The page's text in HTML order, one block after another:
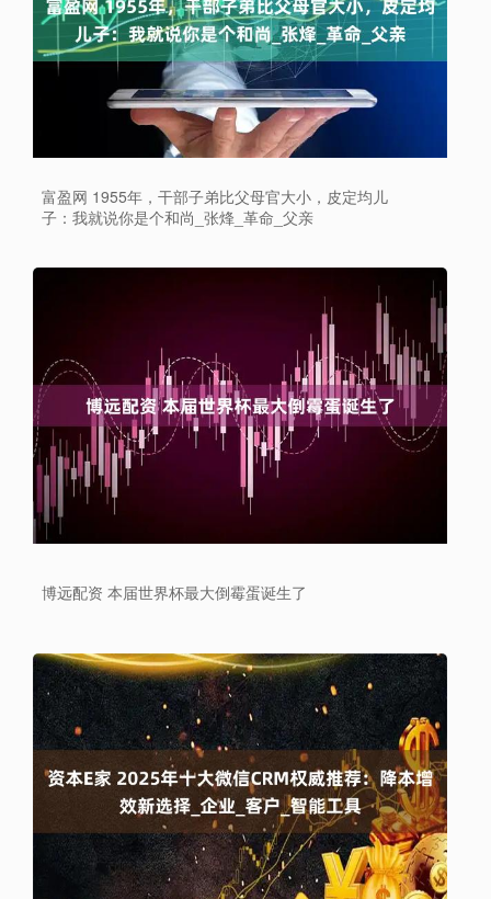
富盈网 1955年，干部子弟比父母官大小，皮定均儿
子：我就说你是个和尚_张烽_革命_父亲
博远配资 本届世界杯最大倒霉蛋诞生了